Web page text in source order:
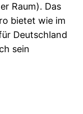
Raum). Das
bietet wie im
Deutschland
sein